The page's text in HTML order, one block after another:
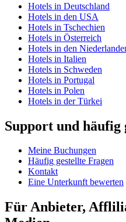
Hotels in Deutschland
Hotels in den USA
Hotels in Tschechien
Hotels in Österreich
Hotels in den
Hotels in Italien
Hotels in Schweden
Hotels in Portugal
Hotels in Polen
Hotels in der Türkei
Support und häufig
Meine Buchungen
Häufig gestellte Fragen
Kontakt
Eine Unterkunft bewerten
Für Anbieter,